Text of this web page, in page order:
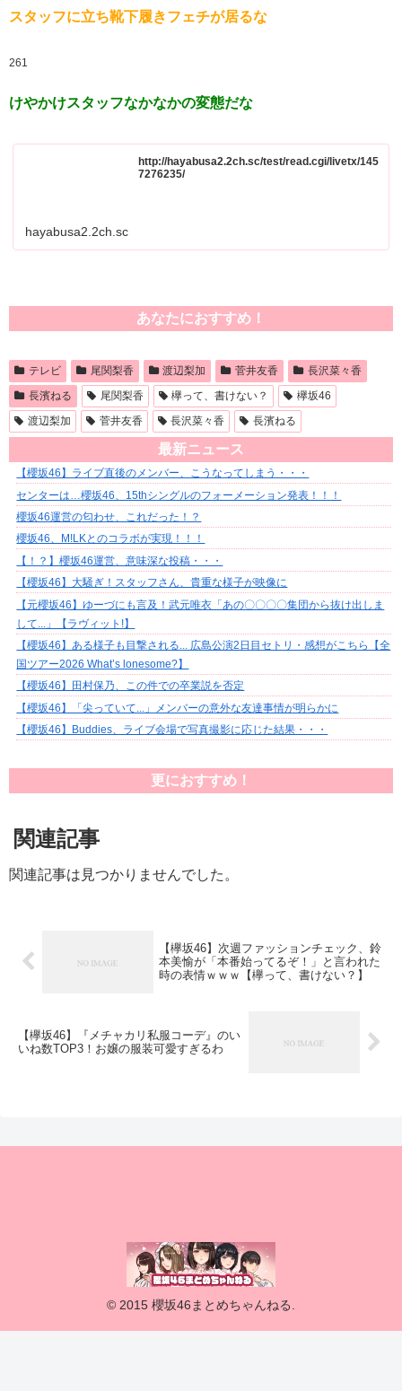
スタッフに立ち靴下履きフェチが居るな
261
けやかけスタッフなかなかの変態だな
http://hayabusa2.2ch.sc/test/read.cgi/livetx/145
7276235/
hayabusa2.2ch.sc
あなたにおすすめ！
テレビ 尾関梨香 渡辺梨加 菅井友香
長沢菜々香
長濱ねる
尾関梨香 欅って、書けない？
欅坂46
渡辺梨加
菅井友香 長沢菜々香 長濱ねる
最新ニュース
【櫻坂46】ライブ直後のメンバー、こうなってしまう・・・
センターは…櫻坂46、15thシングルのフォーメーション発表！！！
櫻坂46運営の匂わせ、これだった！？
櫻坂46、M!LKとのコラボが実現！！！
【！？】櫻坂46運営、意味深な投稿・・・
【櫻坂46】大騒ぎ！スタッフさん、貴重な様子が映像に
【元櫻坂46】ゆーづにも言及！武元唯衣「あの〇〇〇〇集団から抜け出しま
して...」【ラヴィット!】
【櫻坂46】ある様子も目撃される... 広島公演2日目セトリ・感想がこちら【全
国ツアー2026 What’s lonesome?】
【櫻坂46】田村保乃、この件での卒業説を否定
【櫻坂46】「尖っていて...」メンバーの意外な友達事情が明らかに
【櫻坂46】Buddies、ライブ会場で写真撮影に応じた結果・・・
更におすすめ！
関連記事
関連記事は見つかりませんでした。
【欅坂46】次週ファッションチェック、鈴
本美愉が「本番始ってるぞ！」と言われた
時の表情ｗｗｗ【欅って、書けない？】
【欅坂46】『メチャカリ私服コーデ』のい
いね数TOP3！お嬢の服装可愛すぎるわ
© 2015 櫻坂46まとめちゃんねる.